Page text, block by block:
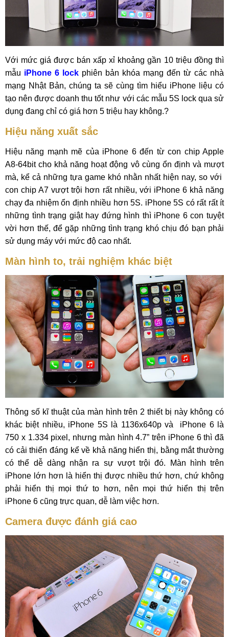
Với mức giá được bán xấp xỉ khoảng gần 10 triệu đồng thì
mẫu iPhone 6 lock phiên bản khóa mạng đến từ các nhà
mạng Nhật Bản, chúng ta sẽ cùng tìm hiểu iPhone liệu có
tạo nên được doanh thu tốt như với các mẫu 5S lock qua sử
dụng đang chỉ có giá hơn 5 triệu hay không.?
Hiệu năng xuất sắc
Hiệu năng mạnh mẽ của iPhone 6 đến từ con chip Apple
A8-64bit cho khả năng hoạt động vô cùng ổn định và mượt
mà, kể cả những tựa game khó nhằn nhất hiện nay, so với
con chip A7 vượt trội hơn rất nhiều, với iPhone 6 khả năng
chạy đa nhiệm ổn định nhiều hơn 5S. iPhone 5S có rất rất ít
những tình trạng giật hay đứng hình thì iPhone 6 con tuyệt
vời hơn thế, để gặp những tình trạng khó chịu đó bạn phải
sử dụng máy với mức độ cao nhất.
Màn hình to, trải nghiệm khác biệt
Thông số kĩ thuật của màn hình trên 2 thiết bị này không có
khác biệt nhiều, iPhone 5S là 1136x640p và iPhone 6 là
750 x 1.334 pixel, nhưng màn hình 4.7” trên iPhone 6 thì đã
có cải thiển đáng kể về khả năng hiển thị, bằng mắt thường
có thể dễ dàng nhận ra sự vượt trội đó. Màn hình trên
iPhone lớn hơn là hiển thị được nhiều thứ hơn, chứ không
phải hiển thị mọi thứ to hơn, nên mọi thứ hiển thị trên
iPhone 6 cũng trực quan, dễ làm việc hơn.
Camera được đánh giá cao